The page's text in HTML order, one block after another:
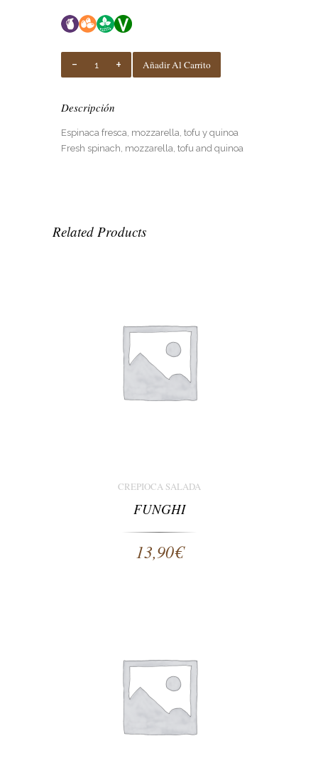
ESPITOFU
Quantity
Añadir Al Carrito
Descripción
Espinaca fresca, mozzarella, tofu y quinoa
Fresh spinach, mozzarella, tofu and quinoa
Related Products
CREPIOCA SALADA
FUNGHI
13,90€